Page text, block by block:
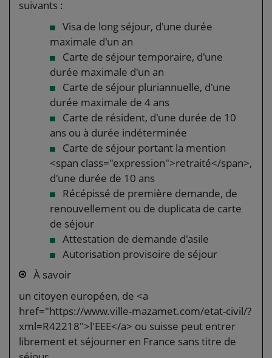
suivants :
Visa de long séjour, d'une durée
maximale d'un an
Carte de séjour temporaire, d'une
durée maximale d'un an
Carte de séjour pluriannuelle, d'une
durée maximale de 4 ans
Carte de résident, d'une durée de 10
ans ou à durée indéterminée
Carte de séjour portant la mention
<span class="expression">retraité</span>,
d'une durée de 10 ans
Récépissé de première demande, de
renouvellement ou de duplicata de carte
de séjour
Attestation de demande d'asile
Autorisation provisoire de séjour
À savoir
un citoyen européen, de <a
href="https://www.ville-mazamet.com/etat-civil/?
xml=R42218">l'EEE</a> ou suisse peut entrer
librement et séjourner en France sans titre de